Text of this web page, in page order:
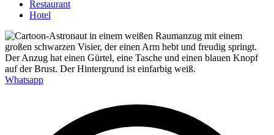
Restaurant
Hotel
Whatsapp